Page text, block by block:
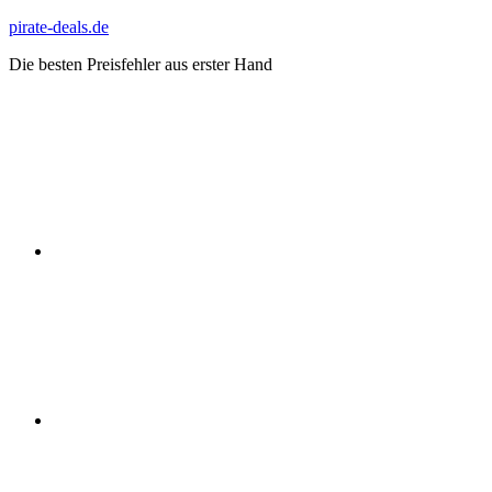
Zum
springen
pirate-deals.de
Die besten Preisfehler aus erster Hand